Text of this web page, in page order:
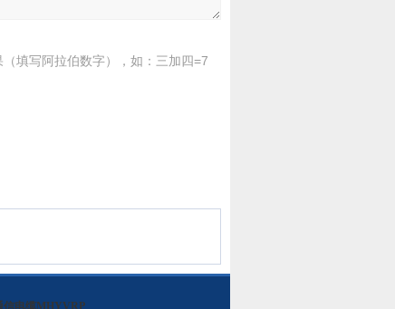
填写阿拉伯数字），如：三加四=7
信电缆MHYVRP